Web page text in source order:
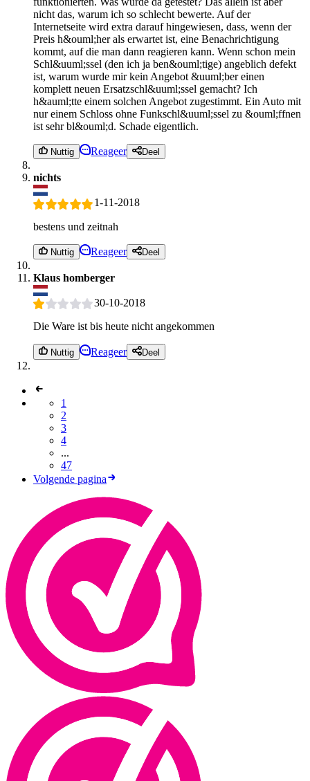
nicht das, warum ich so schlecht bewerte. Auf der
Internetseite wird extra darauf hingewiesen, dass, wenn der
Preis h&ouml;her als erwartet ist, eine Benachrichtigung
kommt, auf die man dann reagieren kann. Wenn schon mein
Schl&uuml;ssel (den ich ja ben&ouml;tige) angeblich defekt
ist, warum wurde mir kein Angebot &uuml;ber einen
komplett neuen Ersatzschl&uuml;ssel gemacht? Ich
h&auml;tte einem solchen Angebot zugestimmt. Ein Auto mit
nur einem Schloss ohne Funkschl&uuml;ssel zu &ouml;ffnen
ist sehr bl&ouml;d. Schade eigentlich.
Nuttig Reageer Deel
nichts
1-11-2018
bestens und zeitnah
Nuttig Reageer Deel
Klaus homberger
30-10-2018
Die Ware ist bis heute nicht angekommen
Nuttig Reageer Deel
1
2
3
4
...
47
Volgende pagina